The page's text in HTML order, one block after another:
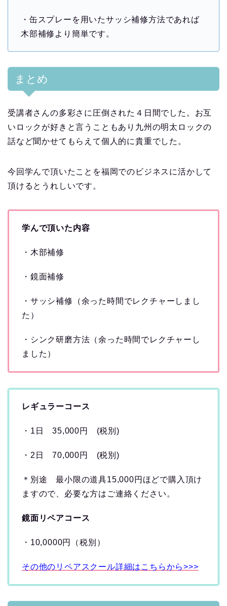
・缶スプレーを用いたサッシ補修方法であれば
木部補修より簡単です。
まとめ
受講者さんの多彩さに圧倒された４日間でした。お互
いロックが好きと言うこともあり九州の明太ロックの
話など聞かせてもらえて個人的に貴重でした。
今回学んで頂いたことを福岡でのビジネスに活かして
頂けるとうれしいです。
学んで頂いた内容
・木部補修
・鏡面補修
・サッシ補修（余った時間でレクチャーしまし
た）
・シンク研磨方法（余った時間でレクチャーし
ました）
レギュラーコース
・1日 35,000円 (税別)
・2日 70,000円 (税別)
＊別途 最小限の道具15,000円ほどで購入頂け
ますので、必要な方はご連絡ください。
鏡面リペアコース
・10,0000円（税別）
その他のリペアスクール詳細はこちらから>>>